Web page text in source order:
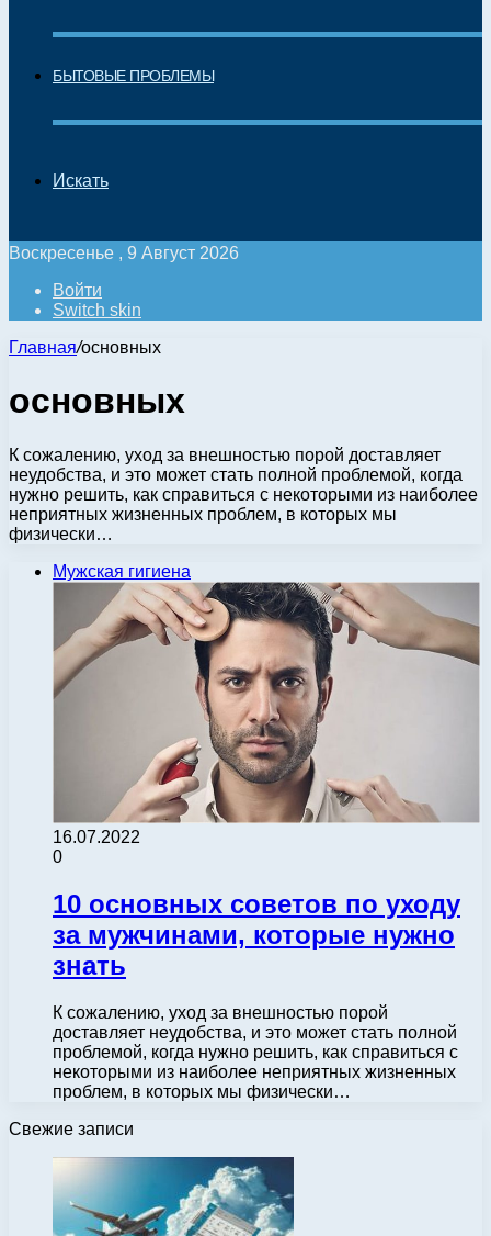
БЫТОВЫЕ ПРОБЛЕМЫ
Искать
Воскресенье , 9 Август 2026
Войти
Switch skin
Главная/основных
основных
К сожалению, уход за внешностью порой доставляет
неудобства, и это может стать полной проблемой, когда
нужно решить, как справиться с некоторыми из наиболее
неприятных жизненных проблем, в которых мы
физически…
Мужская гигиена
16.07.2022
0
10 основных советов по уходу
за мужчинами, которые нужно
знать
К сожалению, уход за внешностью порой
доставляет неудобства, и это может стать полной
проблемой, когда нужно решить, как справиться с
некоторыми из наиболее неприятных жизненных
проблем, в которых мы физически…
Свежие записи